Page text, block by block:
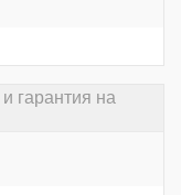
гарантия на